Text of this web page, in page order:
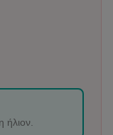
ήλιον.